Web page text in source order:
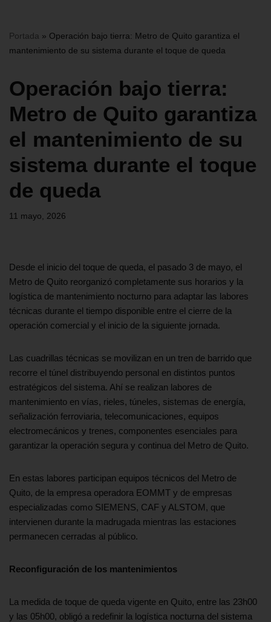
Portada » Operación bajo tierra: Metro de Quito garantiza el
mantenimiento de su sistema durante el toque de queda
Operación bajo tierra:
Metro de Quito garantiza
el mantenimiento de su
sistema durante el toque
de queda
11 mayo, 2026
Desde el inicio del toque de queda, el pasado 3 de mayo, el
Metro de Quito reorganizó completamente sus horarios y la
logística de mantenimiento nocturno para adaptar las labores
técnicas durante el tiempo disponible entre el cierre de la
operación comercial y el inicio de la siguiente jornada.
Las cuadrillas técnicas se movilizan en un tren de barrido que
recorre el túnel distribuyendo personal en distintos puntos
estratégicos del sistema. Ahí se realizan labores de
mantenimiento en vías, rieles, túneles, sistemas de energía,
señalización ferroviaria, telecomunicaciones, equipos
electromecánicos y trenes, componentes esenciales para
garantizar la operación segura y continua del Metro de Quito.
En estas labores participan equipos técnicos del Metro de
Quito, de la empresa operadora EOMMT y de empresas
especializadas como SIEMENS, CAF y ALSTOM, que
intervienen durante la madrugada mientras las estaciones
permanecen cerradas al público.
Reconfiguración de los mantenimientos
La medida de toque de queda vigente en Quito, entre las 23h00
y las 05h00, obligó a redefinir la logística nocturna del sistema